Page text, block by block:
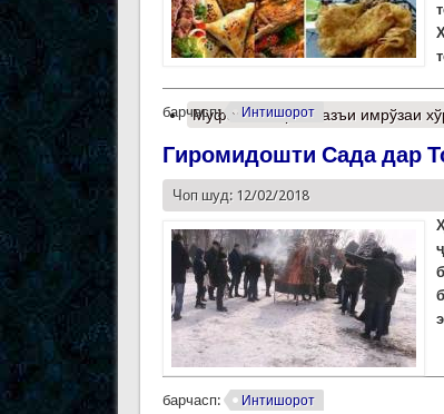
барчасп: Интишорот
Муфассалтаро Вазъи имрўзаи
Гиромидошти Сада дар
Чоп шуд: 12/02/2018
барчасп: Интишорот